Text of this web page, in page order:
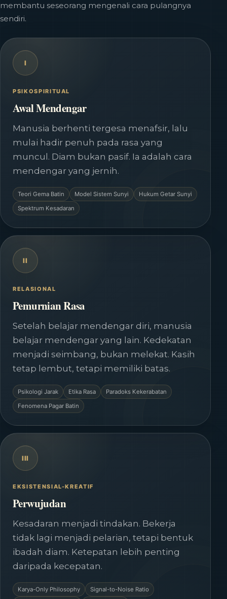
membantu seseorang mengenali cara pulangnya
sendiri.
I
PSIKOSPIRITUAL
Awal Mendengar
Manusia berhenti tergesa menafsir, lalu
mulai hadir penuh pada rasa yang
muncul. Diam bukan pasif. Ia adalah cara
mendengar yang jernih.
Teori Gema Batin Model Sistem Sunyi
Hukum Getar Sunyi
Spektrum Kesadaran
II
RELASIONAL
Pemurnian Rasa
Setelah belajar mendengar diri, manusia
belajar mendengar yang lain. Kedekatan
menjadi seimbang, bukan melekat. Kasih
tetap lembut, tetapi memiliki batas.
Psikologi Jarak Etika Rasa
Paradoks Kekerabatan
Fenomena Pagar Batin
III
EKSISTENSIAL-KREATIF
Perwujudan
Kesadaran menjadi tindakan. Bekerja
tidak lagi menjadi pelarian, tetapi bentuk
ibadah diam. Ketepatan lebih penting
daripada kecepatan.
Karya-Only Philosophy Signal-to-Noise Ratio